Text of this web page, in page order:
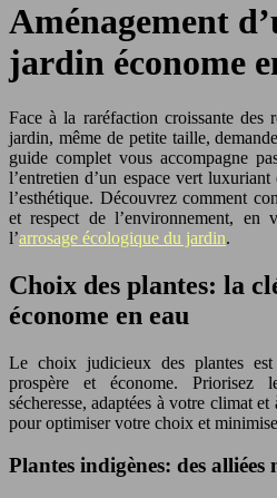
Aménagement
jardin économe
Face à la raréfaction croissante des
jardin, même de petite taille,
guide complet vous accompagne
l’entretien d’un espace vert
l’esthétique. Découvrez comment
et respect de l’environnement, en
l’arrosage écologique du jardin.
Choix des plantes: la
économe en eau
Le choix judicieux des plantes
prospère et économe. Priorisez
sécheresse, adaptées à votre climat
pour optimiser votre choix et
Plantes indigènes: des alliées